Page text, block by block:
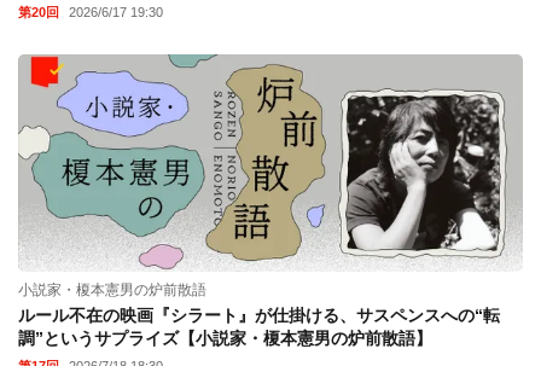
第20回 2026/6/17 19:30
小説家・榎本憲男の炉前散語
ルール不在の映画『シラート』が仕掛ける、サスペンスへの“転
調”というサプライズ【小説家・榎本憲男の炉前散語】